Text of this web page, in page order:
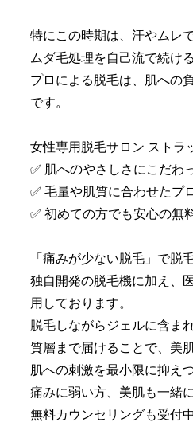
特にこの時期は、汗やムレ
ムダ毛処理を自己流で続け
プロによる脱毛は、肌への
です。
女性専用脱毛サロン ストラ
✅ 肌へのやさしさにこだわ
✅ 毛量や肌質に合わせたプ
✅ 初めての方でも安心の無
「痛みが少ない脱毛」で脱
独自開発の脱毛機に加え、
用しております。
脱毛しながらジェルに含ま
質層まで届けることで、美
肌への刺激を最小限に抑え
痛みに弱い方、美肌も一緒
無料カウンセリングも受付中